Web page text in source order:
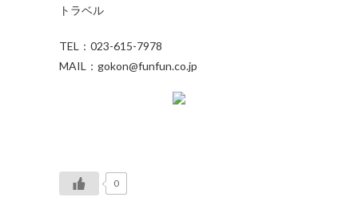
トラベル
TEL：023-615-7978
MAIL：gokon@funfun.co.jp
0